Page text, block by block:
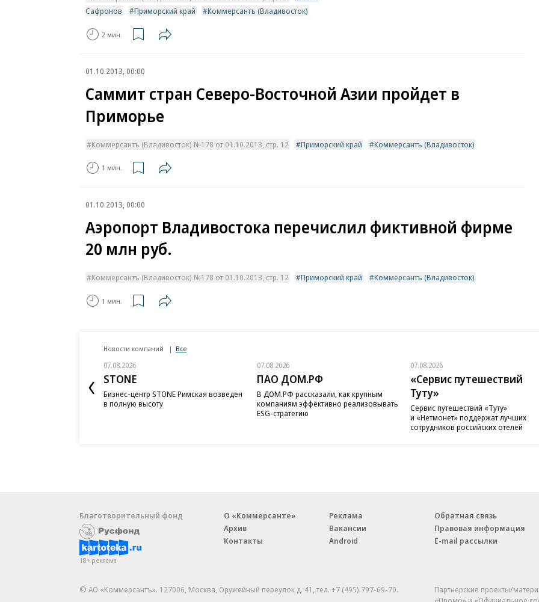
Сафронов
Приморский край Коммерсантъ (Владивосток)
2 мин.
01.10.2013, 00:00
Саммит стран Северо-Восточной Азии пройдет в
Приморье
Коммерсантъ (Владивосток) №178 от 01.10.2013, стр. 12 Приморский край Коммерсантъ (Владивосток)
1 мин.
01.10.2013, 00:00
Аэропорт Владивостока перечислил фиктивной фирме
20 млн руб.
Коммерсантъ (Владивосток) №178 от 01.10.2013, стр. 12 Приморский край Коммерсантъ (Владивосток)
1 мин.
Новости компаний Все
07.08.2026
STONE
Бизнес-центр STONE Римская возведен
в полную высоту
07.08.2026
ПАО ДОМ.РФ
В ДОМ.РФ рассказали, как крупным
компаниям эффективно реализовывать
ESG-стратегию
07.08.2026
«Сервис путешествий
Туту»
Сервис путешествий «Туту»
и «Нетмонет» поддержат лучших
сотрудников российских отелей
Благотворительный фонд
18+ реклама
О «Коммерсанте»
Архив
Контакты
Реклама
Вакансии
Android
Обратная связь
Правовая информация
E-mail рассылки
© АО «Коммерсантъ». 127006, Москва, Оружейный переулок д. 41,тел. +7 (495) 797-69-70.
Партнерские проекты/